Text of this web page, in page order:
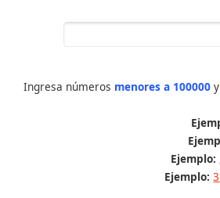
Ingresa números menores a 100000y
Ejemplo:
Ejemplo: